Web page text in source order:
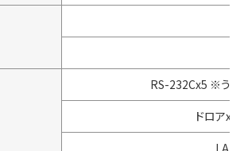
RS-232Cx5 ※うち
ドロアx2